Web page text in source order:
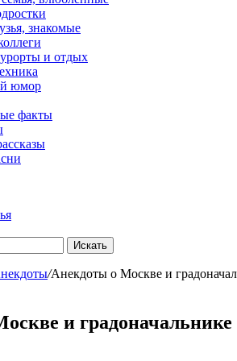
знакомые
и отдых
юмор
факты
Искать
/Анекдоты о Москве и
и градоначальнике